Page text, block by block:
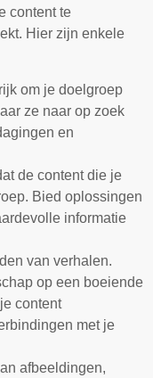
content te
Hier zijn enkele
om je doelgroep
ze naar op zoek
en
de content die je
Bied oplossingen
informatie
van verhalen.
op een boeiende
content
met je
afbeeldingen,